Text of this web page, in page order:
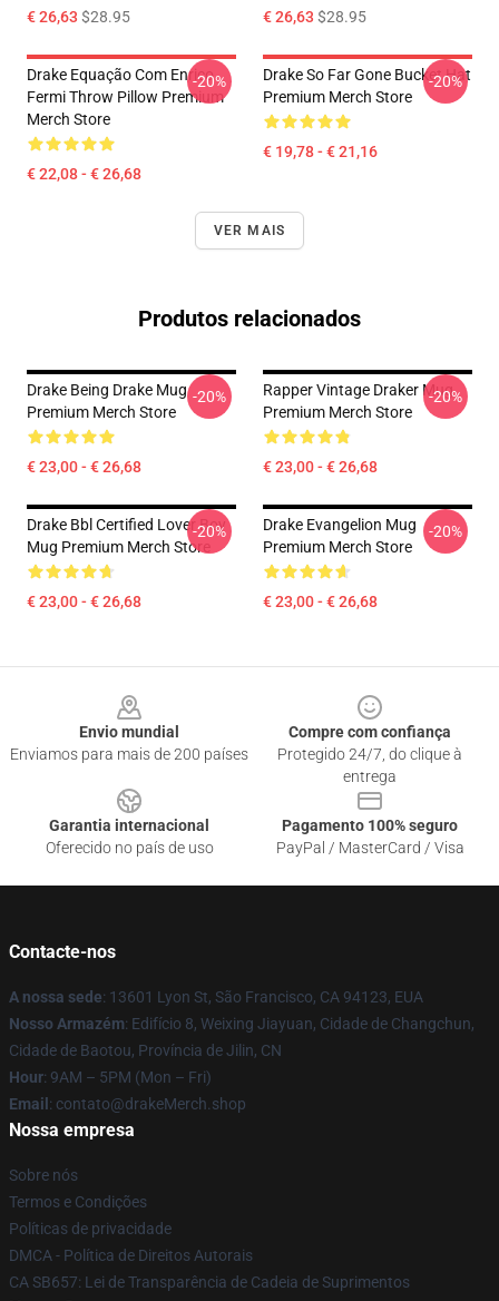
€ 26,63 $28.95 € 26,63 $28.95
Drake Equação Com Enrico
Fermi Throw Pillow Premium
Merch Store
€ 22,08 - € 26,68
-20%
Drake So Far Gone Bucket Hat
Premium Merch Store
€ 19,78 - € 21,16
-20%
VER MAIS
Produtos relacionados
Drake Being Drake Mug
Premium Merch Store
€ 23,00 - € 26,68
-20%
Rapper Vintage Draker Mug
Premium Merch Store
€ 23,00 - € 26,68
-20%
Drake Bbl Certified Lover Boy
Mug Premium Merch Store
€ 23,00 - € 26,68
-20%
Drake Evangelion Mug
Premium Merch Store
€ 23,00 - € 26,68
-20%
Envio mundial
Enviamos para mais de 200 países
Compre com confiança
Protegido 24/7, do clique à
entrega
Garantia internacional
Oferecido no país de uso
Pagamento 100% seguro
PayPal / MasterCard / Visa
Contacte-nos
A nossa sede: 13601 Lyon St, São Francisco, CA 94123, EUA
Nosso Armazém: Edifício 8, Weixing Jiayuan, Cidade de Changchun,
Cidade de Baotou, Província de Jilin, CN
Hour: 9AM – 5PM (Mon – Fri)
Email : contato@drakeMerch.shop
Nossa empresa
Sobre nós
Termos e Condições
Políticas de privacidade
DMCA - Política de Direitos Autorais
CA SB657: Lei de Transparência de Cadeia de Suprimentos